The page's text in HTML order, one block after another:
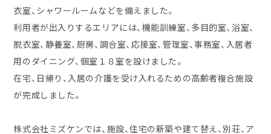
衣室、シャワールームなどを備えました。
利用者が出入りするエリアには、機能訓練室、多目的室、浴室、
脱衣室、静養室、厨房、調合室、応接室、管理室、事務室、入居者
用のダイニング、個室１８室を設けました。
在宅、日帰り、入居の介護を受け入れるための高齢者複合施設
が完成しました。
株式会社ミズケンでは、施設、住宅の新築や建て替え、別荘、ア